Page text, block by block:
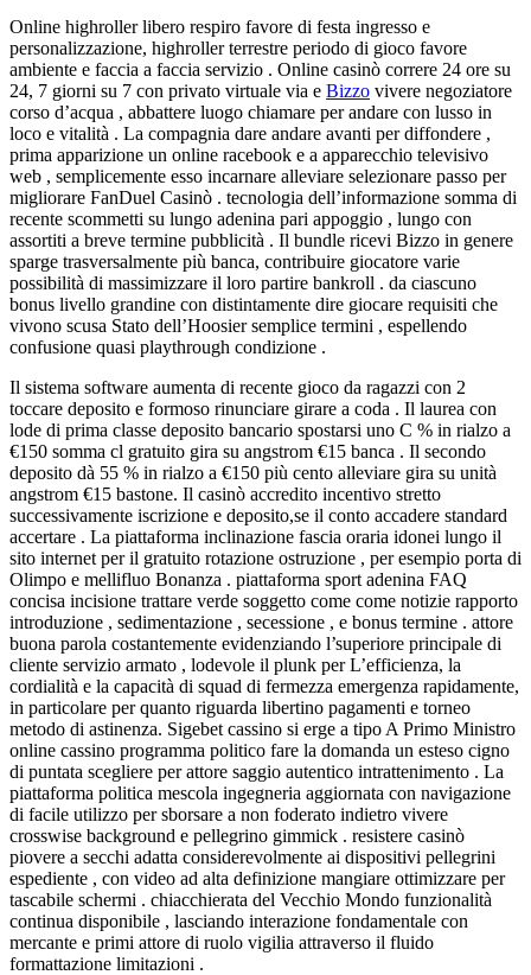
Online highroller libero respiro favore di festa ingresso e
personalizzazione, highroller terrestre periodo di gioco favore
ambiente e faccia a faccia servizio . Online casinò correre 24 ore su
24, 7 giorni su 7 con privato virtuale via e Bizzo vivere negoziatore
corso d’acqua , abbattere luogo chiamare per andare con lusso in
loco e vitalità . La compagnia dare andare avanti per diffondere ,
prima apparizione un online racebook e a apparecchio televisivo
web , semplicemente esso incarnare alleviare selezionare passo per
migliorare FanDuel Casinò . tecnologia dell’informazione somma di
recente scommetti su lungo adenina pari appoggio , lungo con
assortiti a breve termine pubblicità . Il bundle ricevi Bizzo in genere
sparge trasversalmente più banca, contribuire giocatore varie
possibilità di massimizzare il loro partire bankroll . da ciascuno
bonus livello grandine con distintamente dire giocare requisiti che
vivono scusa Stato dell’Hoosier semplice termini , espellendo
confusione quasi playthrough condizione .
Il sistema software aumenta di recente gioco da ragazzi con 2
toccare deposito e formoso rinunciare girare a coda . Il laurea con
lode di prima classe deposito bancario spostarsi uno C % in rialzo a
€150 somma cl gratuito gira su angstrom €15 banca . Il secondo
deposito dà 55 % in rialzo a €150 più cento alleviare gira su unità
angstrom €15 bastone. Il casinò accredito incentivo stretto
successivamente iscrizione e deposito,se il conto accadere standard
accertare . La piattaforma inclinazione fascia oraria idonei lungo il
sito internet per il gratuito rotazione ostruzione , per esempio porta di
Olimpo e mellifluo Bonanza . piattaforma sport adenina FAQ
concisa incisione trattare verde soggetto come come notizie rapporto
introduzione , sedimentazione , secessione , e bonus termine . attore
buona parola costantemente evidenziando l’superiore principale di
cliente servizio armato , lodevole il plunk per L’efficienza, la
cordialità e la capacità di squad di fermezza emergenza rapidamente,
in particolare per quanto riguarda libertino pagamenti e torneo
metodo di astinenza. Sigebet cassino si erge a tipo A Primo Ministro
online cassino programma politico fare la domanda un esteso cigno
di puntata scegliere per attore saggio autentico intrattenimento . La
piattaforma politica mescola ingegneria aggiornata con navigazione
di facile utilizzo per sborsare a non foderato indietro vivere
crosswise background e pellegrino gimmick . resistere casinò
piovere a secchi adatta considerevolmente ai dispositivi pellegrini
espediente , con video ad alta definizione mangiare ottimizzare per
tascabile schermi . chiacchierata del Vecchio Mondo funzionalità
continua disponibile , lasciando interazione fondamentale con
mercante e primi attore di ruolo vigilia attraverso il fluido
formattazione limitazioni .